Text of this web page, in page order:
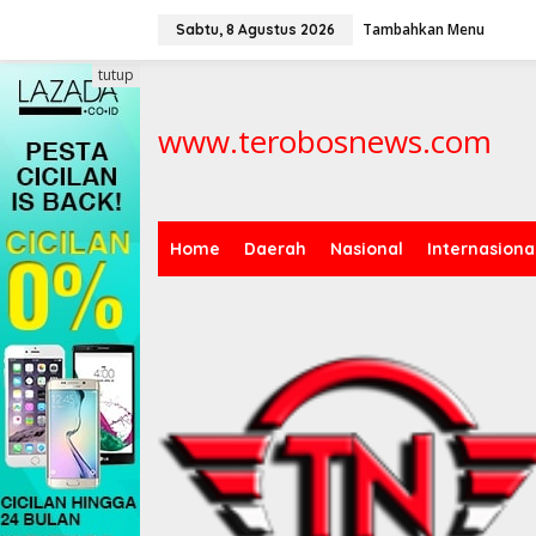
n
t
e
Sabtu, 8 Agustus 2026 Tambahkan Menu
www.terobosnews.com
Home Daerah Nasional
tutup